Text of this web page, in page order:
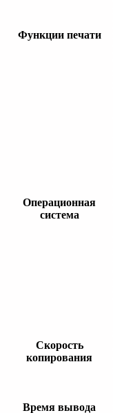
Функции печати
Операционная
система
Скорость
копирования
Время вывода